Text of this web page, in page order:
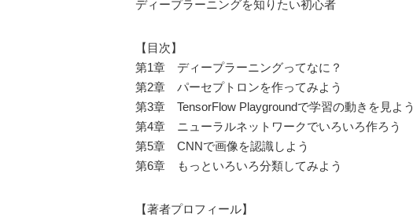
ディープラーニングを知りたい初心者
【目次】
第1章 ディープラーニングってなに？
第2章 パーセプトロンを作ってみよう
第3章 TensorFlow Playgroundで学習の動きを見よう
第4章 ニューラルネットワークでいろいろ作ろう
第5章 CNNで画像を認識しよう
第6章 もっといろいろ分類してみよう
【著者プロフィール】